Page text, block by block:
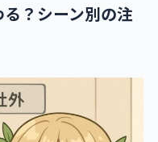
？シーン別の注